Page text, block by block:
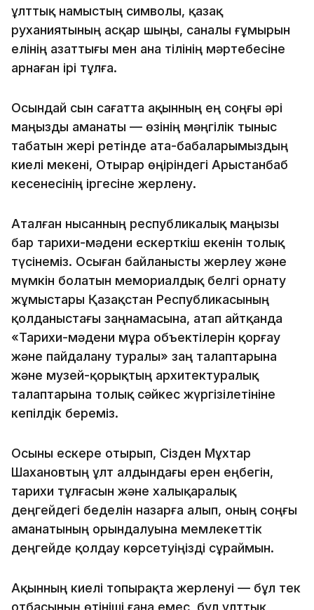
ұлттық намыстың символы, қазақ
руханиятының асқар шыңы, саналы ғұмырын
елінің азаттығы мен ана тілінің мәртебесіне
арнаған ірі тұлға.
Осындай сын сағатта ақынның ең соңғы әрі
маңызды аманаты — өзінің мәңгілік тыныс
табатын жері ретінде ата-бабаларымыздың
киелі мекені, Отырар өңіріндегі Арыстанбаб
кесенесінің іргесіне жерлену.
Аталған нысанның республикалық маңызы
бар тарихи-мәдени ескерткіш екенін толық
түсінеміз. Осыған байланысты жерлеу және
мүмкін болатын мемориалдық белгі орнату
жұмыстары Қазақстан Республикасының
қолданыстағы заңнамасына, атап айтқанда
«Тарихи-мәдени мұра объектілерін қорғау
және пайдалану туралы» заң талаптарына
және музей-қорықтың архитектуралық
талаптарына толық сәйкес жүргізілетініне
кепілдік береміз.
Осыны ескере отырып, Сізден Мұхтар
Шахановтың ұлт алдындағы ерен еңбегін,
тарихи тұлғасын және халықаралық
деңгейдегі беделін назарға алып, оның соңғы
аманатының орындалуына мемлекеттік
деңгейде қолдау көрсетуіңізді сұраймын.
Ақынның киелі топырақта жерленуі — бұл тек
отбасының өтініші ғана емес, бұл ұлттық